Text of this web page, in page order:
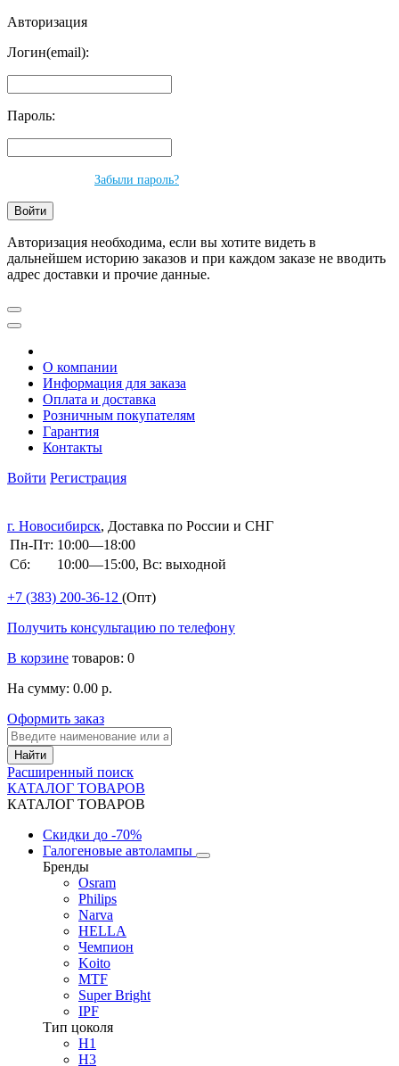
Авторизация
Логин(email):
Пароль:
Забыли пароль?
Авторизация необходима, если вы хотите видеть в
дальнейшем историю заказов и при каждом заказе не вводить
адрес доставки и прочие данные.
О компании
Информация для заказа
Оплата и доставка
Розничным покупателям
Гарантия
Контакты
Войти Регистрация
г. Новосибирск, Доставка по России и СНГ
Пн-Пт: 10:00—18:00
Сб:
10:00—15:00, Вс: выходной
+7 (383) 200-36-12 (Опт)
Получить консультацию по телефону
В корзине товаров: 0
На сумму: 0.00 р.
Оформить заказ
Расширенный поиск
КАТАЛОГ ТОВАРОВ
КАТАЛОГ ТОВАРОВ
Скидки до -70%
Галогеновые автолампы
Бренды
Osram
Philips
Narva
HELLA
Чемпион
Koito
MTF
Super Bright
IPF
Тип цоколя
H1
H3